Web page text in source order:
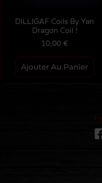
DILLIGAF Coils By Yan
Dragon Coil !
10,00 €
Ajouter Au Panier